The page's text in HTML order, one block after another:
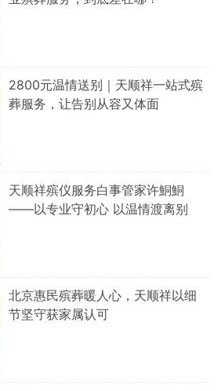
2800元温情送别｜天顺祥一站式殡
葬服务，让告别从容又体面
天顺祥殡仪服务白事管家许鮦鮦
——以专业守初心 以温情渡离别
北京惠民殡葬暖人心，天顺祥以细
节坚守获家属认可